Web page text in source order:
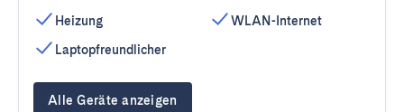
Heizung
Laptopfreundlicher
WLAN-Internet
Alle Geräte anzeigen